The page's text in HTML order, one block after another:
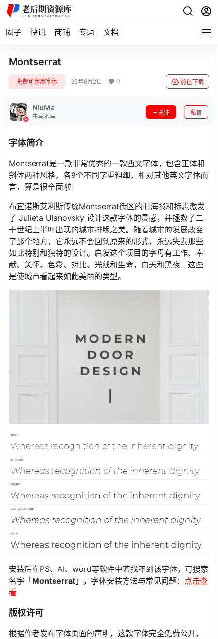
圈子 快讯 商铺 专题 文档
Montserrat
免费可商用字体 25年6月2日 0 前往下载
NiuMa
牛马本马
关注 私信
字体简介
Montserrat是一款非常优秀的一款西文字体，包含正体和
斜体两种风格，各9个不同字重粗细，相对其他英文字体而
言，算是很全面啦！
布宜诺斯艾利斯传统Montserrat街区的旧海报和标志激发
了 Julieta Ulanovsky 设计这款字体的灵感，并拯救了二
十世纪上半叶出现的城市排版之美。随着城市的发展改变
了那个地方，它永远不会回到原来的形式，永远失去那些
如此特别和独特的设计。启发这个项目的字母有工作、奉
献、关怀、色彩、对比、光线和生命，白天和黑夜！这些
是使城市看起来如此美丽的类型。
安装后在PS、AI、word等软件中若找不到该字体，可搜索
名字「Montserrat 」，字体安装方法与常见问题： 点击查
看
版权许可
根据作者发布字体页面的声明，这款字体完全免费公开，